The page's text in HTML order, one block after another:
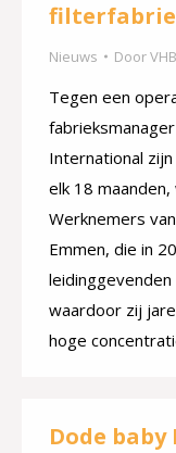
Nieuws Door
Tegen een
International
elk 18
Werknemers
Emmen, die in
waardoor zij
hoge
Dode